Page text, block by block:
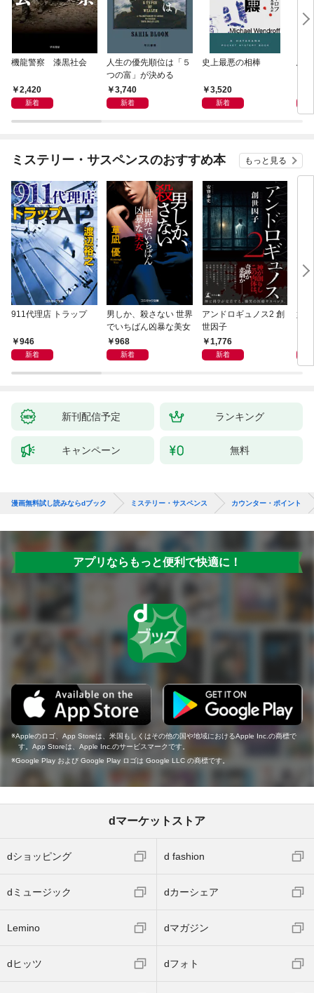
機龍警察 漆黒社会
2,420
新着
人生の優先順位は「５
つの富」が決める
3,740
新着
史上最悪の相棒
3,520
新着
鳥
ミステリー・サスペンスのおすすめ本 もっと見る
911代理店 トラップ
946
新着
男しか、殺さない 世界
でいちばん凶暴な美女
968
新着
アンドロギュノス2 創
世因子
1,776
新着
姐
新刊配信予定 ランキング
キャンペーン 無料
漫画無料試し読みならdブック ミステリー・サスペンス カウンター・ポイント
アプリならもっと便利で快適に！
Appleのロゴ、App Storeは、米国もしくはその他の国や地域におけるApple Inc.の商標で
す。App Storeは、Apple Inc.のサービスマークです。
Google Play および Google Play ロゴは Google LLC の商標です。
dマーケットストア
dショッピング d fashion
dミュージック dカーシェア
Lemino dマガジン
dヒッツ dフォト